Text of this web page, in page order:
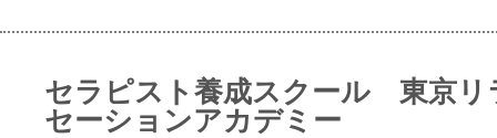
セラピスト養成スクール 東京リ
セーションアカデミー